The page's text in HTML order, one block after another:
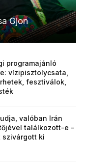
Gjon
programajánló
vízipisztolycsata,
fesztiválok,
valóban Irán
találkozott-e –
szivárgott ki